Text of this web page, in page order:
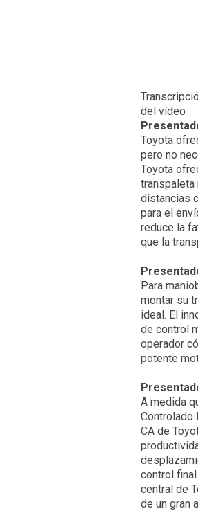
del vídeo
Toyota
pero no
Toyota
transpaleta
distancias
para el
reduce la
que la
Para
montar su
ideal. El
de control
operador
potente
A medida
Controlado
CA de
control
central de
de un gran